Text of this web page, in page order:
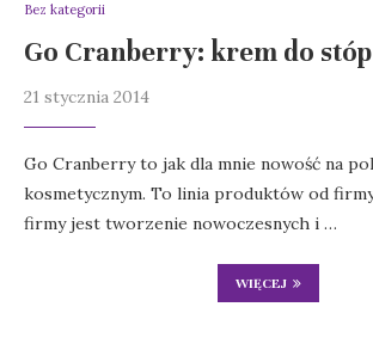
Bez kategorii
Go Cranberry: krem do stóp
21 stycznia 2014
Go Cranberry to jak dla mnie nowość na
kosmetycznym. To linia produktów od
firmy jest tworzenie nowoczesnych i …
WIĘCEJ